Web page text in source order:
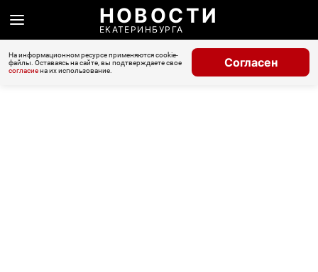
НОВОСТИ
ЕКАТЕРИНБУРГА
На информационном ресурсе применяются cookie-
файлы. Оставаясь на сайте, вы подтверждаете свое
согласиена их использование.
Согласен